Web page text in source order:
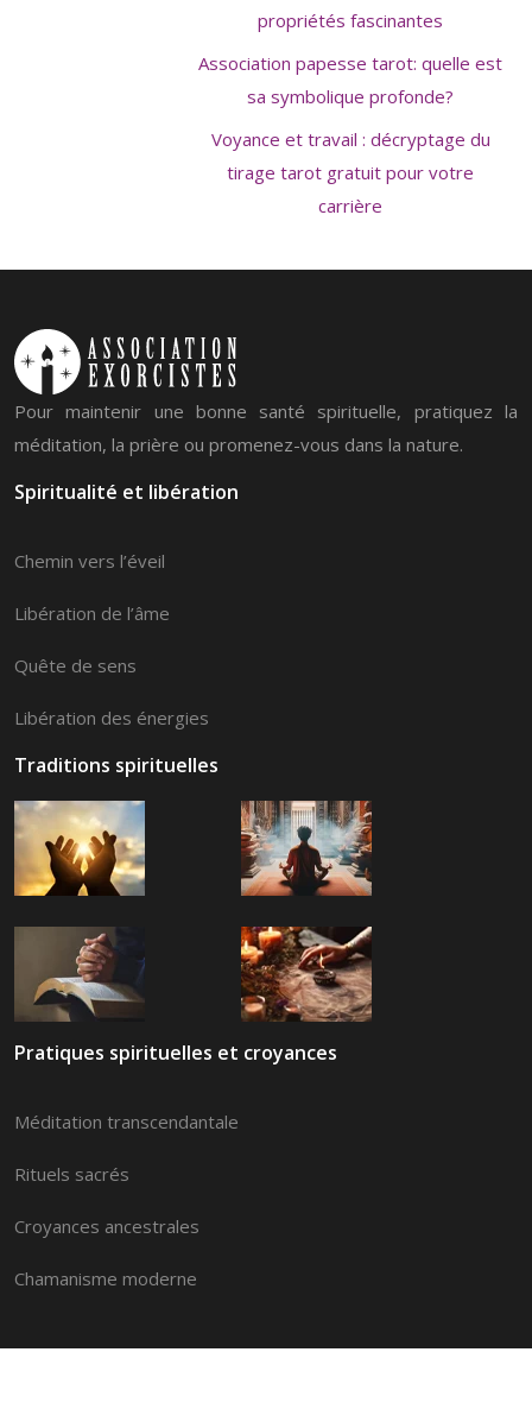
propriétés fascinantes
Association papesse tarot: quelle est
sa symbolique profonde?
Voyance et travail : décryptage du
tirage tarot gratuit pour votre
carrière
Pour maintenir une bonne santé spirituelle, pratiquez la
méditation, la prière ou promenez-vous dans la nature.
Spiritualité et libération
Chemin vers l’éveil
Libération de l’âme
Quête de sens
Libération des énergies
Traditions spirituelles
Pratiques spirituelles et croyances
Méditation transcendantale
Rituels sacrés
Croyances ancestrales
Chamanisme moderne